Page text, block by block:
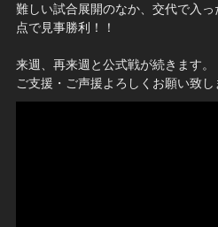
難しい試合展開のなか、交代で入
点で見事勝利！！
来週、再来週と公式戦が続きます。
ご支援・ご声援よろしくお願い致し